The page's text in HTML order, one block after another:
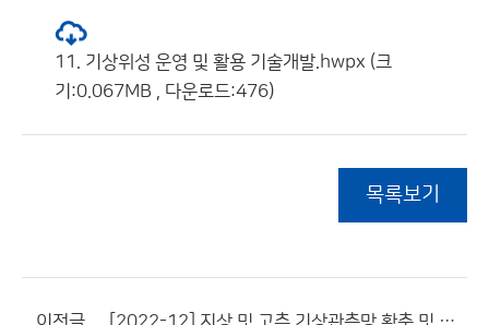
11. 기상위성 운영 및 활용 기술개발.hwpx (크
기:0.067MB , 다운로드:476)
목록보기